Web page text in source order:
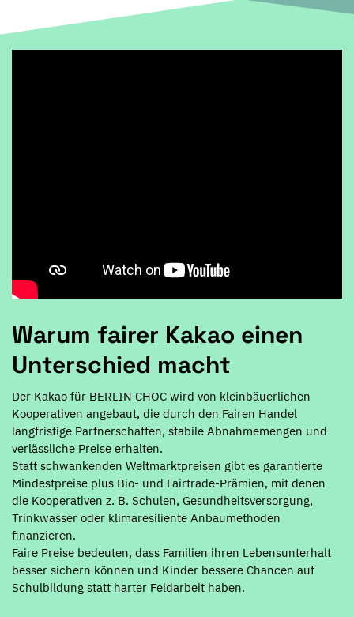
Warum fairer Kakao einen
Unterschied macht
Der Kakao für BERLIN CHOC wird von kleinbäuerlichen
Kooperativen angebaut, die durch den Fairen Handel
langfristige Partnerschaften, stabile Abnahmemengen und
verlässliche Preise erhalten.
Statt schwankenden Weltmarktpreisen gibt es garantierte
Mindestpreise plus Bio- und Fairtrade-Prämien, mit denen
die Kooperativen z. B. Schulen, Gesundheitsversorgung,
Trinkwasser oder klimaresiliente Anbaumethoden
finanzieren.
Faire Preise bedeuten, dass Familien ihren Lebensunterhalt
besser sichern können und Kinder bessere Chancen auf
Schulbildung statt harter Feldarbeit haben.